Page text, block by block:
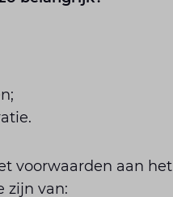
voorwaarden aan het
zijn van: